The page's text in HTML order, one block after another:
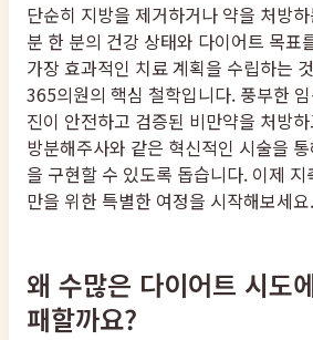
단순히 지방을 제거하거나 약을 처방
분 한 분의 건강 상태와 다이어트 목표
가장 효과적인 치료 계획을 수립하는
365의원의 핵심 철학입니다. 풍부한
진이 안전하고 검증된 비만약을 처방
방분해주사와 같은 혁신적인 시술을
을 구현할 수 있도록 돕습니다. 이제
만을 위한 특별한 여정을 시작해보세요.
왜 수많은 다이어트 시도
패할까요?